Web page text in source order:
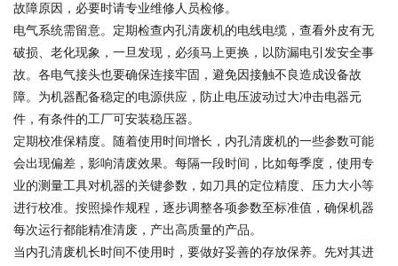
故障原因，必要时请专业维修人员检修。
电气系统需留意。定期检查内孔清废机的电线电缆，查看外皮有无
破损、老化现象，一旦发现，必须马上更换，以防漏电引发安全事
故。各电气接头也要确保连接牢固，避免因接触不良造成设备故
障。为机器配备稳定的电源供应，防止电压波动过大冲击电器元
件，有条件的工厂可安装稳压器。
定期校准保精度。随着使用时间增长，内孔清废机的一些参数可能
会出现偏差，影响清废效果。每隔一段时间，比如每季度，使用专
业的测量工具对机器的关键参数，如刀具的定位精度、压力大小等
进行校准。按照操作规程，逐步调整各项参数至标准值，确保机器
每次运行都能精准清废，产出高质量的产品。
当内孔清废机长时间不使用时，要做好妥善的存放保养。先对其进